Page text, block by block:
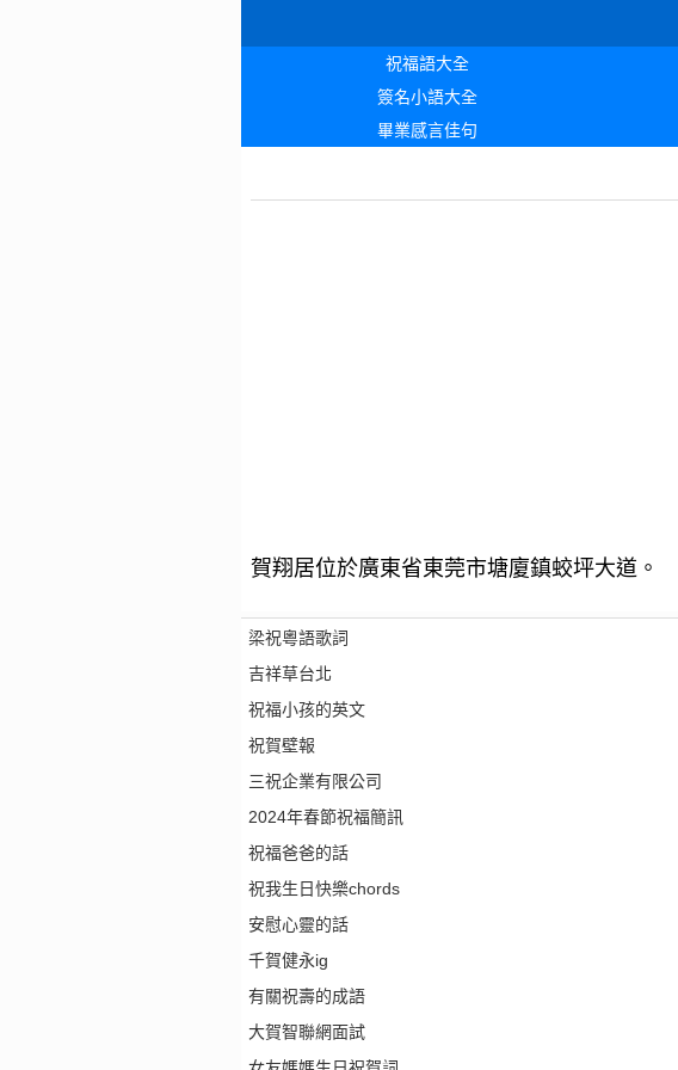
祝福語大全
簽名小語大全
畢業感言佳句
賀翔居位於廣東省東莞市塘廈鎮蛟坪大道。
梁祝粵語歌詞
吉祥草台北
祝福小孩的英文
祝賀壁報
三祝企業有限公司
2024年春節祝福簡訊
祝福爸爸的話
祝我生日快樂chords
安慰心靈的話
千賀健永ig
有關祝壽的成語
大賀智聯網面試